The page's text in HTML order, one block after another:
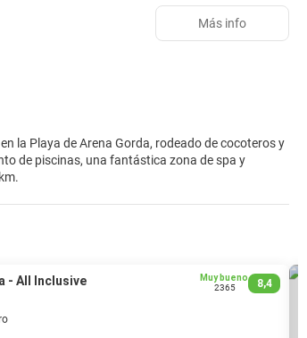
la Playa de Arena Gorda, rodeado de cocoteros y
de piscinas, una fantástica zona de spa y
Más info
- All Inclusive 8,4
Muy bueno
2365